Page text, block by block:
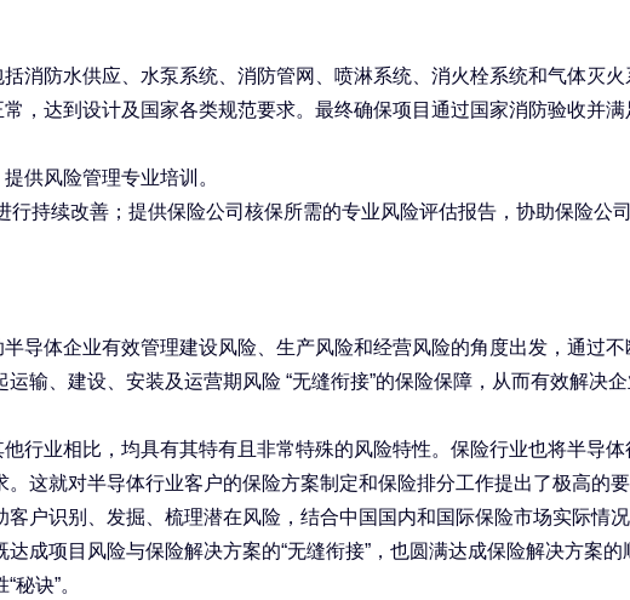
消防水供应、水泵系统、消防管网、喷淋系统、消火栓系统和气体灭火
，达到设计及国家各类规范要求。最终确保项目通过国家消防验收并满
供风险管理专业培训。
行持续改善；提供保险公司核保所需的专业风险评估报告，协助保险公
导体企业有效管理建设风险、生产风险和经营风险的角度出发，通过不
运输、建设、安装及运营期风险 “无缝衔接”的保险保障，从而有效解决
行业相比，均具有其特有且非常特殊的风险特性。保险行业也将半导体
这就对半导体行业客户的保险方案制定和保险排分工作提出了极高的
户识别、发掘、梳理潜在风险，结合中国国内和国际保险市场实际情
成项目风险与保险解决方案的“无缝衔接”，也圆满达成保险解决方案
诀”。